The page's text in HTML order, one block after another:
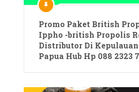
Promo Paket British
Ippho -british Propolis
Distributor Di
Papua Hub Hp 088 2323